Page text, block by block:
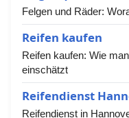
Felgen und Räder:
Reifen kaufen
Reifen kaufen: Wie
einschätzt
Reifendienst
Reifendienst in